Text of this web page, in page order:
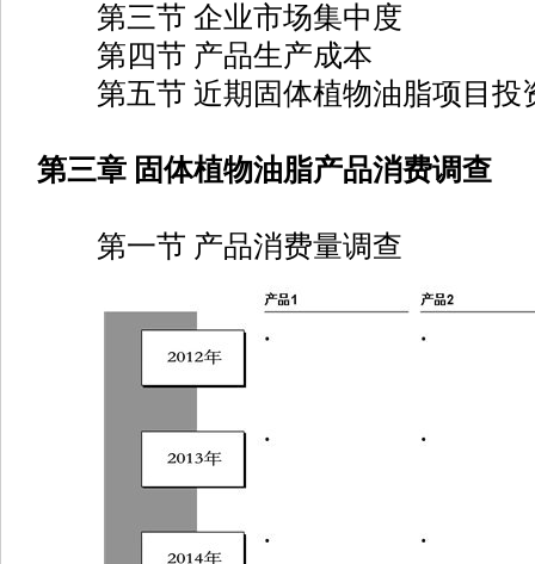
第三节 企业市场集中度
第四节 产品生产成本
第五节 近期固体植物油脂项目投
第三章 固体植物油脂产品消费调查
第一节 产品消费量调查